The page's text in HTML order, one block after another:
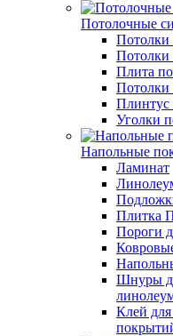
Потолочные
Потолки
Потолки
Плита
Потолки
Плинтус
Уголки
Напольные
Ламинат
Плитка
Пороги
Шнуры
Клей